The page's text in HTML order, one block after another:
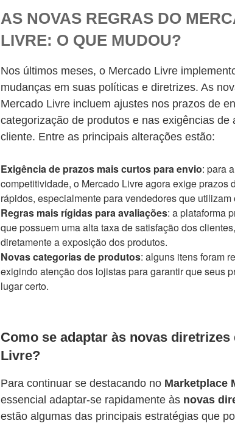
AS NOVAS REGRAS DO
LIVRE: O QUE MUDOU?
Nos últimos meses, o Mercado Livre
mudanças em suas políticas e diretrizes. As
Mercado Livre incluem ajustes nos prazos de
categorização de produtos e nas exigências de
cliente. Entre as principais alterações estão:
Exigência de prazos mais curtos para envio: para
competitividade, o Mercado Livre agora exige prazos
rápidos, especialmente para vendedores que utilizam
Regras mais rígidas para avaliações: a plataforma
que possuem uma alta taxa de satisfação dos
diretamente a exposição dos produtos.
Novas categorias de produtos: alguns itens foram
exigindo atenção dos lojistas para garantir que seus
lugar certo.
Como se adaptar às novas diretrizes
Livre?
Para continuar se destacando no Marketplace
essencial adaptar-se rapidamente às novas
estão algumas das principais estratégias que